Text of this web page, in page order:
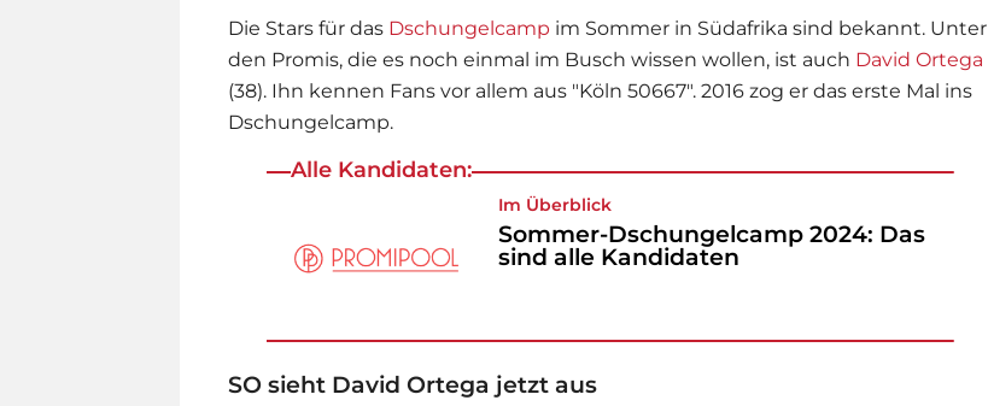
Die Stars für das Dschungelcamp im Sommer in Südafrika sind bekannt. Unter
den Promis, die es noch einmal im Busch wissen wollen, ist auch David Ortega
(38). Ihn kennen Fans vor allem aus "Köln 50667". 2016 zog er das erste Mal ins
Dschungelcamp.
Alle Kandidaten:
Im Überblick
Sommer-Dschungelcamp 2024: Das
sind alle Kandidaten
SO sieht David Ortega jetzt aus